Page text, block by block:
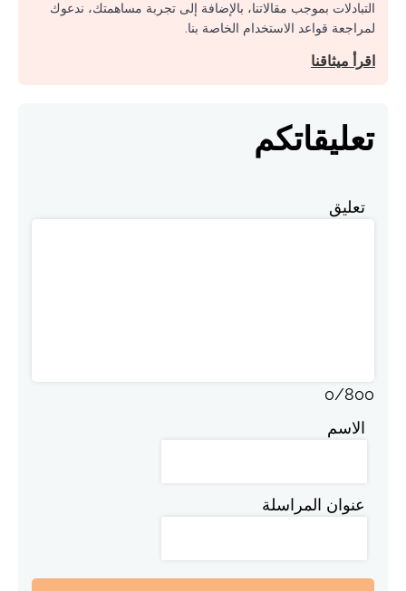
التبادلات بموجب مقالاتنا، بالإضافة إلى تجربة مساهمتك، ندعوك
لمراجعة قواعد الاستخدام الخاصة بنا.
اقرأ ميثاقنا
تعليقاتكم
تعليق
0/800
الاسم
عنوان المراسلة